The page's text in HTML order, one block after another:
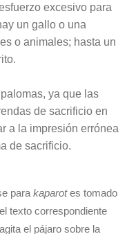
excesivo para
un gallo o una
o animales; hasta un
ya que las
de sacrificio en
a la impresión errónea
de sacrificio.
parakaparotes tomado
texto correspondiente
el pájaro sobre la